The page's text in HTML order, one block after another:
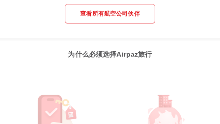
查看所有航空公司伙伴
为什么必须选择Airpaz旅行